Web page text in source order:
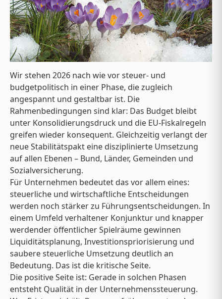
Wir stehen 2026 nach wie vor steuer- und
budgetpolitisch in einer Phase, die zugleich
angespannt und gestaltbar ist. Die
Rahmenbedingungen sind klar: Das Budget bleibt
unter Konsolidierungsdruck und die EU-Fiskalregeln
greifen wieder konsequent. Gleichzeitig verlangt der
neue Stabilitätspakt eine disziplinierte Umsetzung
auf allen Ebenen – Bund, Länder, Gemeinden und
Sozialversicherung.
Für Unternehmen bedeutet das vor allem eines:
steuerliche und wirtschaftliche Entscheidungen
werden noch stärker zu Führungsentscheidungen. In
einem Umfeld verhaltener Konjunktur und knapper
werdender öffentlicher Spielräume gewinnen
Liquiditätsplanung, Investitionspriorisierung und
saubere steuerliche Umsetzung deutlich an
Bedeutung. Das ist die kritische Seite.
Die positive Seite ist: Gerade in solchen Phasen
entsteht Qualität in der Unternehmenssteuerung.